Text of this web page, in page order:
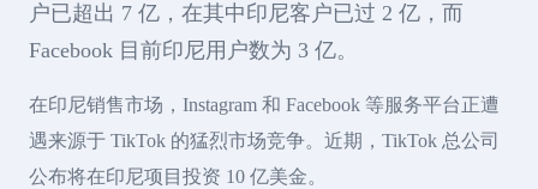
户已超出 7 亿，在其中印尼客户已过 2 亿，而
Facebook 目前印尼用户数为 3 亿。
在印尼销售市场，Instagram 和 Facebook 等服务平台正遭
遇来源于 TikTok 的猛烈市场竞争。近期，TikTok 总公司
公布将在印尼项目投资 10 亿美金。